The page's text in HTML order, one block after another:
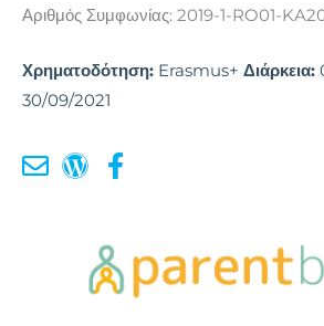
Αριθμός Συμφωνίας: 2019-1-RO01-
Χρηματοδότηση: Erasmus+ Διάρκεια:
30/09/2021